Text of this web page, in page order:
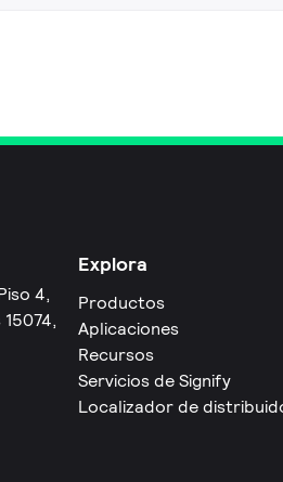
4,
Explora
Productos
Aplicaciones
Recursos
Servicios de Signify
Localizador de